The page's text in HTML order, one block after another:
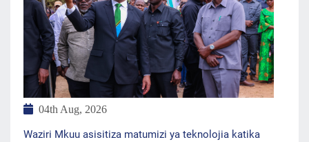
04th Aug, 2026
Waziri Mkuu asisitiza matumizi ya teknolojia katika